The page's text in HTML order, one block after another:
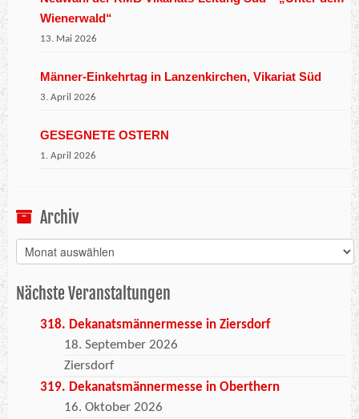
Wienerwald“
13. Mai 2026
Männer-Einkehrtag in Lanzenkirchen, Vikariat Süd
3. April 2026
GESEGNETE OSTERN
1. April 2026
Archiv
Archiv
Nächste Veranstaltungen
318. Dekanatsmännermesse in Ziersdorf
18. September 2026
Ziersdorf
319. Dekanatsmännermesse in Oberthern
16. Oktober 2026